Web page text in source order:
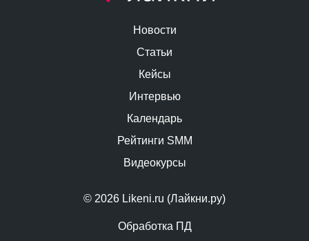
© 2026 Likeni.ru (Лайкни.ру)
Обработка ПД
Новости
Статьи
Кейсы
Интервью
Календарь
Рейтинги SMM
Видеокурсы